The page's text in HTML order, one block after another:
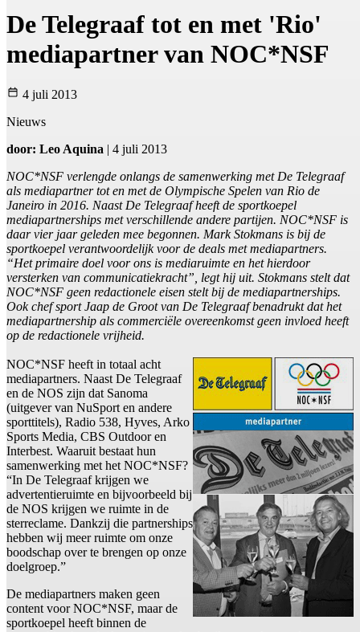
De Telegraaf tot en met 'Rio'
mediapartner van NOC*NSF
4 juli 2013
Nieuws
door: Leo Aquina | 4 juli 2013
NOC*NSF verlengde onlangs de samenwerking met De Telegraaf
als mediapartner tot en met de Olympische Spelen van Rio de
Janeiro in 2016. Naast De Telegraaf heeft de sportkoepel
mediapartnerships met verschillende andere partijen. NOC*NSF is
daar vier jaar geleden mee begonnen. Mark Stokmans is bij de
sportkoepel verantwoordelijk voor de deals met mediapartners.
“Het primaire doel voor ons is mediaruimte en het hierdoor
versterken van communicatiekracht”, legt hij uit. Stokmans stelt dat
NOC*NSF geen redactionele eisen stelt bij de mediapartnerships.
Ook chef sport Jaap de Groot van De Telegraaf benadrukt dat het
mediapartnership als commerciële overeenkomst geen invloed heeft
op de redactionele vrijheid.
NOC*NSF heeft in totaal acht
mediapartners. Naast De Telegraaf
en de NOS zijn dat Sanoma
(uitgever van NuSport en andere
sporttitels), Radio 538, Hyves, Arko
Sports Media, CBS Outdoor en
Interbest. Waaruit bestaat hun
samenwerking met het NOC*NSF?
“In De Telegraaf krijgen we
advertentieruimte en bijvoorbeeld bij
de NOS krijgen we ruimte in de
sterreclame. Dankzij die partnerships
hebben wij meer ruimte om onze
boodschap over te brengen op onze
doelgroep.”
De mediapartners maken geen
content voor NOC*NSF, maar de
sportkoepel heeft binnen de